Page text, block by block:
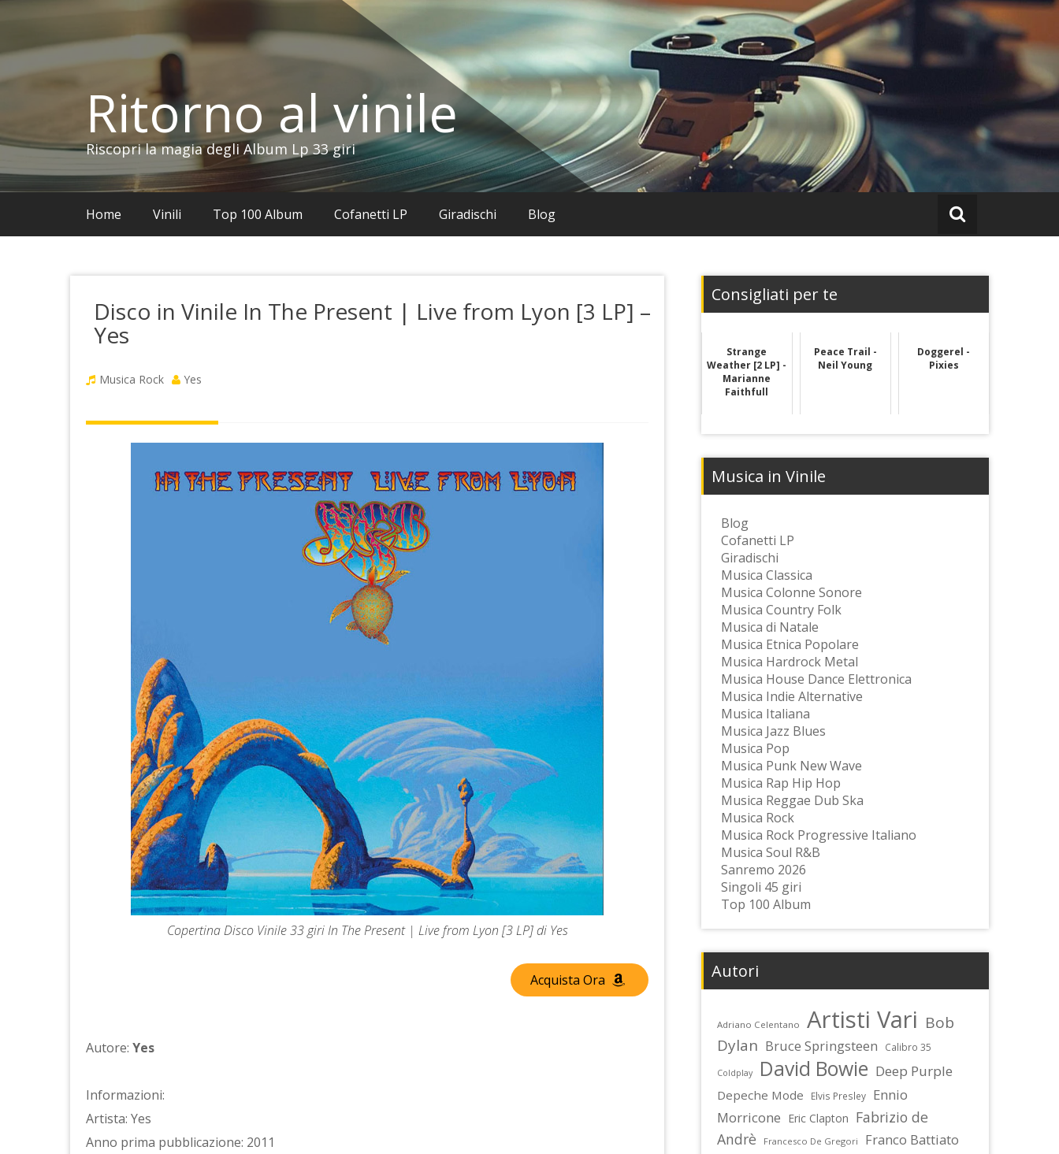
contenuto
Ritorno al vinile
Riscopri la magia degli Album Lp 33 giri
Home Vinili Top 100 Album Cofanetti LP Giradischi Blog
Disco in Vinile In The Present | Live from Lyon [3 LP] –
Yes
Musica Rock Yes
Copertina Disco Vinile 33 giri In The Present | Live from Lyon [3 LP] di Yes
Acquista Ora
Autore: Yes
Informazioni:
Artista: Yes
Anno prima pubblicazione: 2011
Consigliati per te
Strange
Weather [2 LP] -
Marianne
Faithfull
Peace Trail -
Neil Young
Doggerel -
Pixies
Musica in Vinile
Blog
Cofanetti LP
Giradischi
Musica Classica
Musica Colonne Sonore
Musica Country Folk
Musica di Natale
Musica Etnica Popolare
Musica Hardrock Metal
Musica House Dance Elettronica
Musica Indie Alternative
Musica Italiana
Musica Jazz Blues
Musica Pop
Musica Punk New Wave
Musica Rap Hip Hop
Musica Reggae Dub Ska
Musica Rock
Musica Rock Progressive Italiano
Musica Soul R&B
Sanremo 2026
Singoli 45 giri
Top 100 Album
Autori
Adriano Celentano Artisti Vari Bob
Dylan Bruce Springsteen Calibro 35
Coldplay David Bowie Deep Purple
Depeche Mode Elvis Presley
Ennio
Morricone Eric Clapton Fabrizio de
Andrè
Francesco De Gregori Franco Battiato